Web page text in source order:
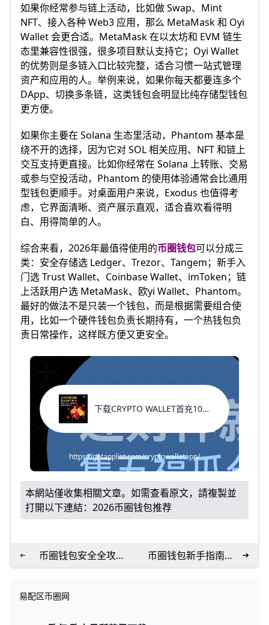
如果你经常参与链上活动，比如做 Swap、Mint
NFT、接入各种 Web3 应用，那么 MetaMask 和 Oyi
Wallet 会更合适。MetaMask 在以太坊和 EVM 链生
态里兼容性很强，很多项目默认支持它；Oyi Wallet
的优势则是多链入口比较完整，适合习惯一站式管理
资产和应用的人。举例来说，如果你每天都要连多个
DApp、切换多条链，这类钱包会明显比纯存储型钱包
更方便。
如果你主要在 Solana 生态里活动，Phantom 基本是
绕不开的选择，因为它对 SOL 相关应用、NFT 和链上
交互支持更直接。比如你经常在 Solana 上转账、交易
或参与空投活动，Phantom 的使用体验通常会比通用
型钱包更顺手。对桌面用户来说，Exodus 也值得考
虑，它界面清晰、资产展示直观，适合喜欢看得明
白、用得简单的人。
综合来看，2026年最值得使用的币圈钱包可以分成三
类：安全存储选 Ledger、Trezor、Tangem；新手入
门选 Trust Wallet、Coinbase Wallet、imToken；链
上活跃用户选 MetaMask、欧yi Wallet、Phantom。
最好的做法不是只装一个钱包，而是根据需要组合使
用，比如一个硬件钱包负责长期持有，一个热钱包负
责日常操作，这样既方便又更安全。
下载CRYPTO WALLET首充100%返现
https://getapplist.com/cryptowalletapp/
本網站僅收集相關文章。如需查看原文，請複製並
打開以下連結： 2026币圈钱包推荐
币圈钱包安全全攻
略：手把手教你防被
币圈钱包新手指南：
安全选钱包
易配区币圈网